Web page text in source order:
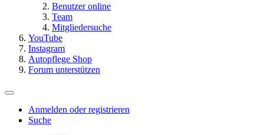
Benutzer online
Team
Mitgliedersuche
YouTube
Instagram
Autopflege Shop
Forum unterstützen
Anmelden oder registrieren
Suche